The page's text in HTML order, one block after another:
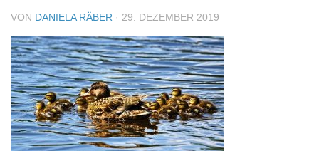
VON DANIELA RÄBER · 29. DEZEMBER 2019